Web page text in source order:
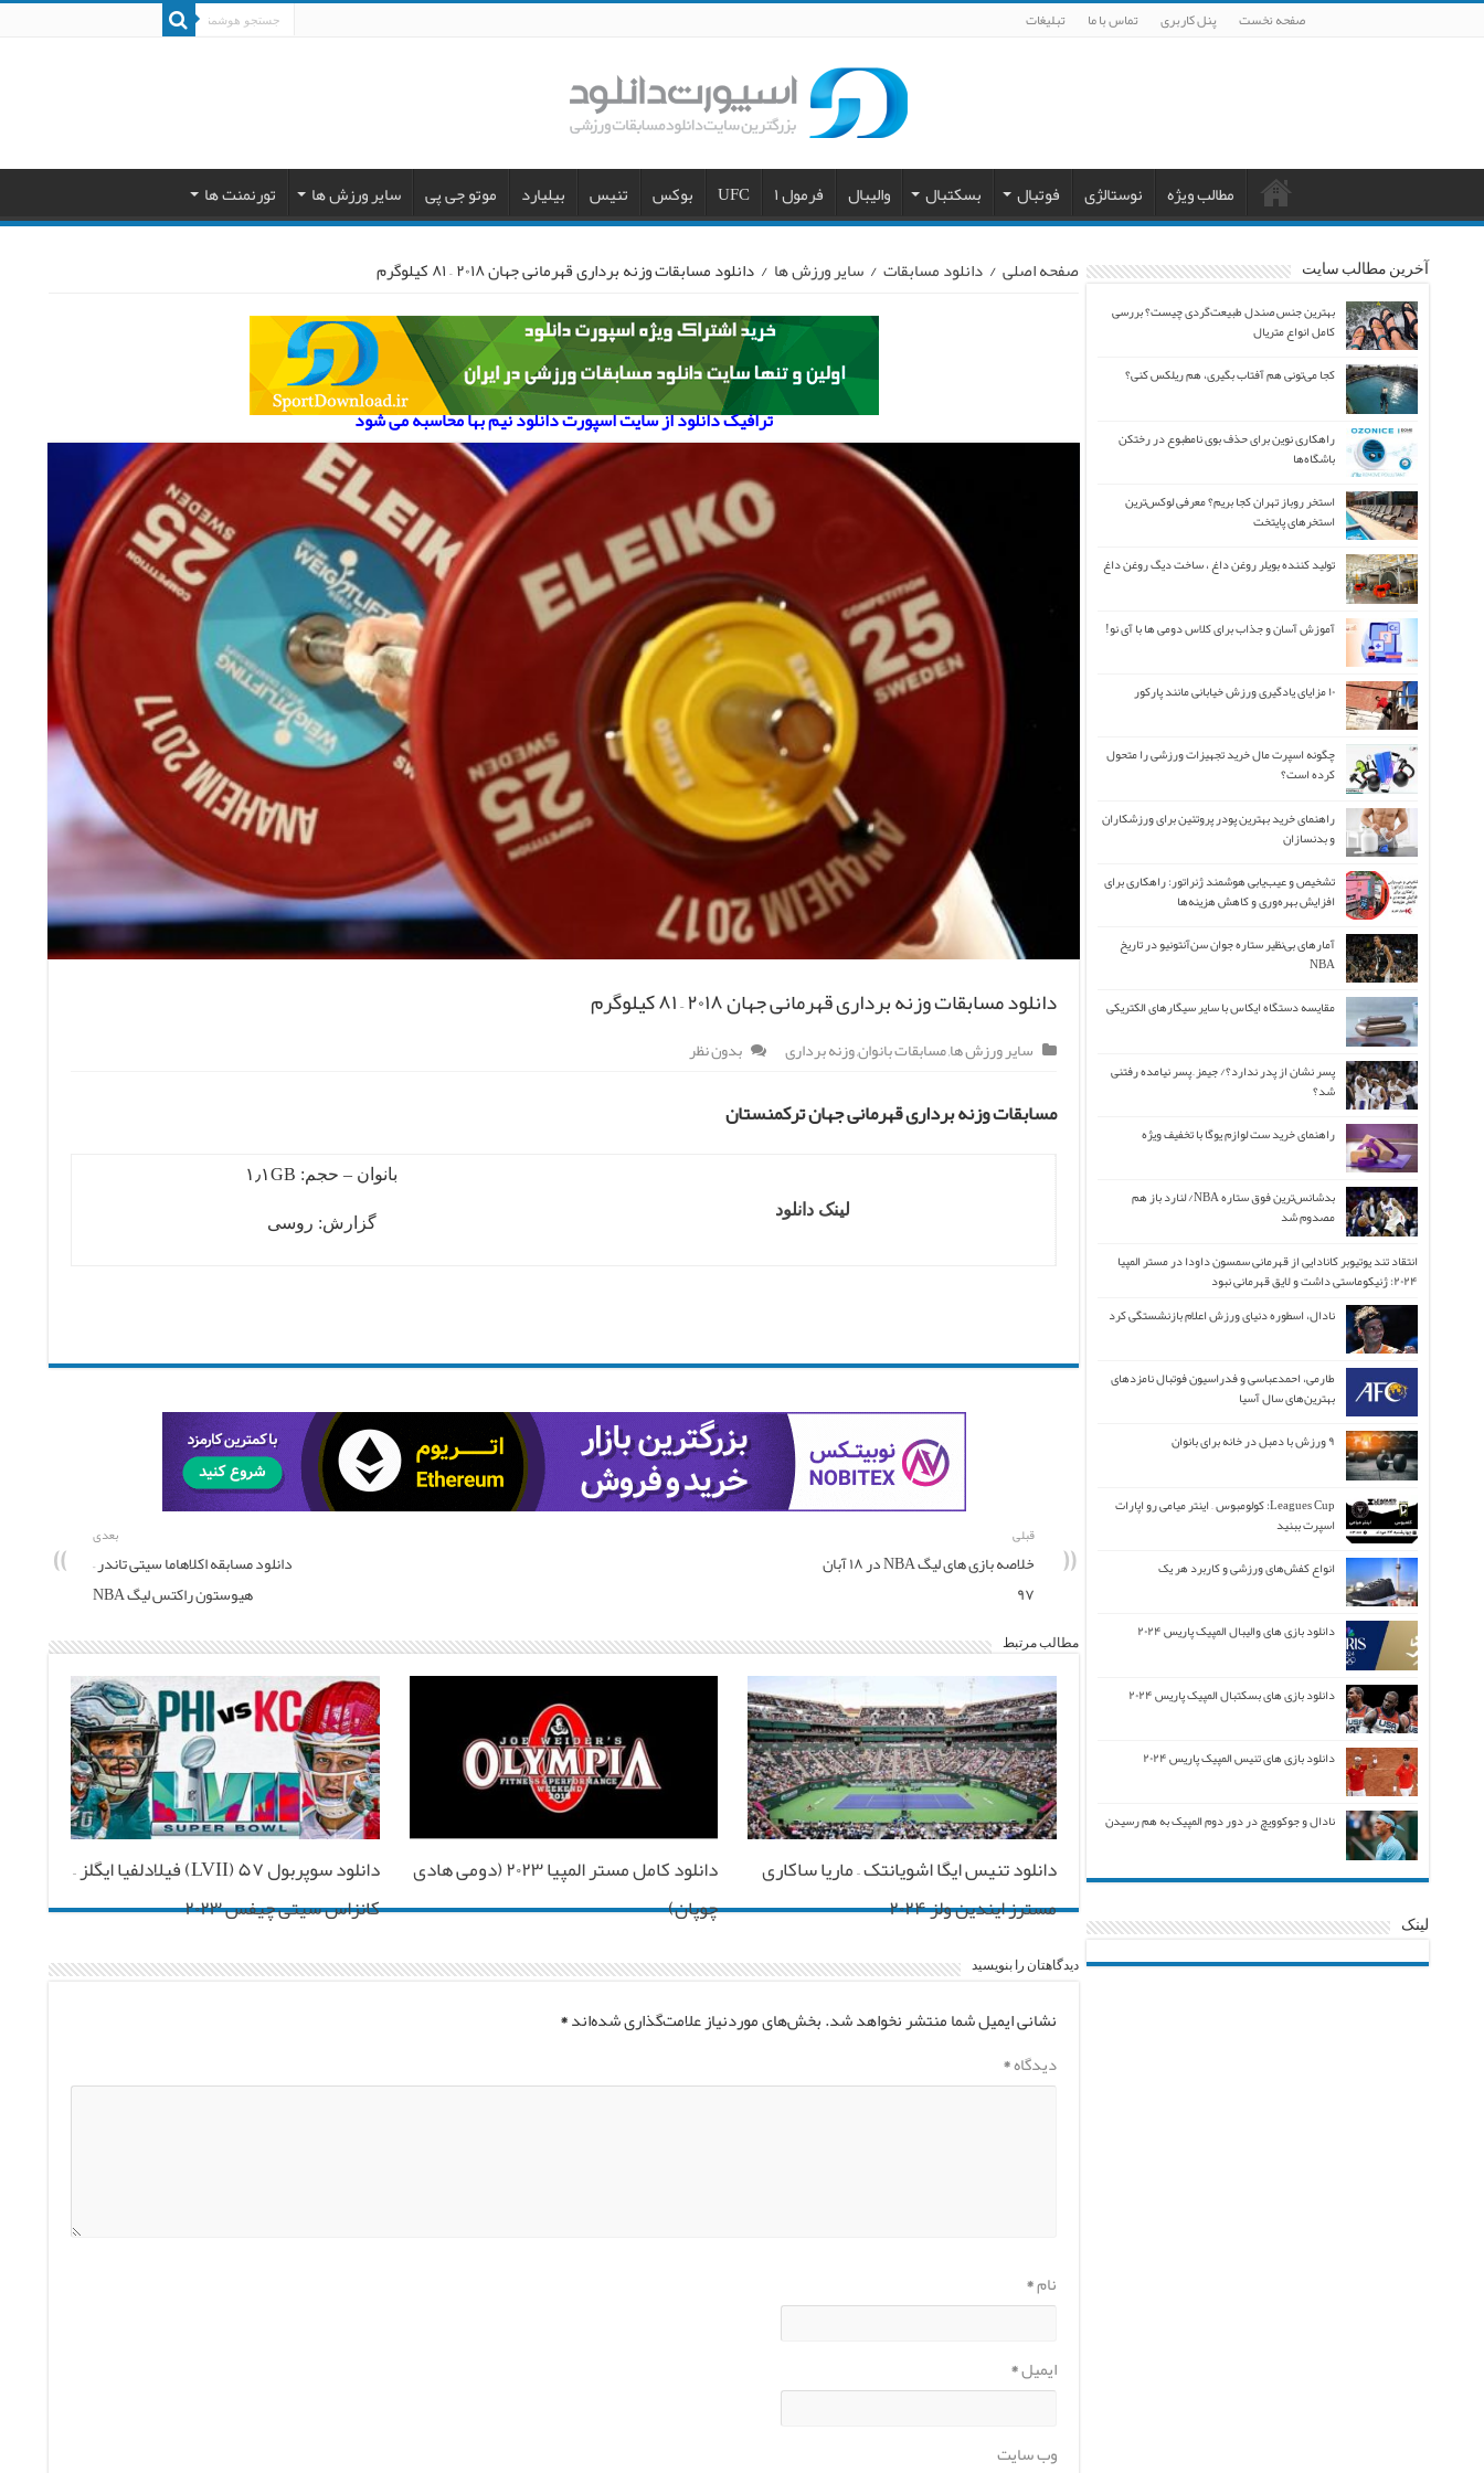
صفحه نخست پنل کاربری تماس با ما تبلیغات
مطالب ویژه نوستالژی فوتبال بسکتبال والیبال فرمول ۱ UFC بوکس تنیس بیلیارد موتو جی پی سایر ورزش ها تورنمنت ها
صفحه اصلی / دانلود مسابقات / سایر ورزش ها / دانلود مسابقات وزنه برداری قهرمانی جهان ۲۰۱۸ – ۸۱ کیلوگرم
ترافیک دانلود از سایت اسپورت دانلود نیم بها محاسبه می شود
دانلود مسابقات وزنه برداری قهرمانی جهان ۲۰۱۸ – ۸۱ کیلوگرم
سایر ورزش ها,مسابقات بانوان,وزنه برداری بدون نظر
مسابقات وزنه برداری قهرمانی جهان ترکمنستان
لینک دانلود
بانوان – حجم: ۱٫۱GB
گزارش: روسی
قبلی
خلاصه بازی های لیگ NBA در ۱۸ آبان
۹۷
بعدی
دانلود مسابقه اکلاهاما سیتی تاندر –
هیوستون راکتس لیگ NBA
مطالب مرتبط
دانلود تنیس ایگا اشویانتک – ماریا ساکاری
مسترز ایندین ولز ۲۰۲۴
دانلود کامل مستر المپیا ۲۰۲۳ (دومی هادی
چوپان)
دانلود سوپربول ۵۷ (LVII) فیلادلفیا ایگلز –
کانزاس سیتی چیفس ۲۰۲۳
دیدگاهتان را بنویسید
نشانی ایمیل شما منتشر نخواهد شد.بخش‌های موردنیاز علامت‌گذاری شده‌اند*
دیدگاه*
نام*
ایمیل*
وب‌ سایت
آخرین مطالب سایت
بهترین جنس صندل طبیعت‌گردی چیست؟ بررسی
کامل انواع متریال
کجا می‌تونی هم آفتاب بگیری، هم ریلکس کنی؟
راهکاری نوین برای حذف بوی نامطبوع در رختکن
باشگاه‌ها
استخر روباز تهران کجا بریم؟ معرفی لوکس‌ترین
استخرهای پایتخت
تولید کننده بویلر روغن داغ ، ساخت دیگ روغن داغ
آموزش آسان و جذاب برای کلاس دومی ها با آی نو!
۱۰ مزایای یادگیری ورزش خیابانی مانند پارکور
چگونه اسپرت مال خرید تجهیزات ورزشی را متحول
کرده است؟
راهنمای خرید بهترین پودر پروتئین برای ورزشکاران
و بدنسازان
تشخیص و عیب‌یابی هوشمند ژنراتور: راهکاری برای
افزایش بهره‌وری و کاهش هزینه‌ها
آمارهای بی‌نظیر ستاره جوان سن‌آنتونیو در تاریخ
NBA
مقایسه دستگاه ایکاس با سایر سیگارهای الکتریکی
پسر نشان از پدر ندارد؟/ جیمز ِ پسر نیامده رفتنی
شد؟
راهنمای خرید ست لوازم یوگا با تخفیف ویژه
بدشانس‌ترین فوق ستاره NBA/ لنارد باز هم
مصدوم شد
انتقاد تند یوتیوبر کانادایی از قهرمانی سمسون داودا در مستر المپیا
۲۰۲۴: ژنیکوماستی داشت و لایق قهرمانی نبود
نادال، اسطوره دنیای ورزش اعلام بازنشستگی کرد
طارمی، احمدعباسی و فدراسیون فوتبال نامزدهای
بهترین‌های سال آسیا
۹ ورزش با دمبل در خانه برای بانوان
Leagues Cup: کولومبوس – اینتر میامی رو اپارات
اسپرت ببنید
انواع کفش‌های ورزشی و کاربرد هر یک
دانلود بازی های والیبال المپیک پاریس ۲۰۲۴
دانلود بازی های بسکتبال المپیک پاریس ۲۰۲۴
دانلود بازی های تنیس المپیک پاریس ۲۰۲۴
نادال و جوکوویچ در دور دوم المپیک به هم رسیدن
لینک